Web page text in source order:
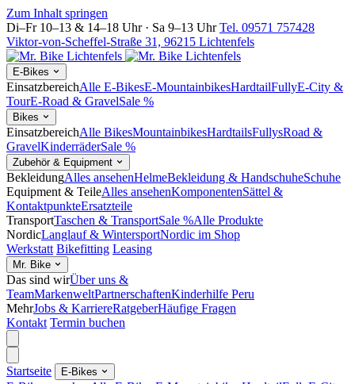
Zum Inhalt springen
Di–Fr 10–13 & 14–18 Uhr · Sa 9–13 Uhr Tel. 09571 757428
Viktor-von-Scheffel-Straße 31, 96215 Lichtenfels
E-Bikes
EinsatzbereichAlle E-BikesE-MountainbikesHardtailFullyE-City &
TourE-Road & GravelSale %
Bikes
EinsatzbereichAlle BikesMountainbikesHardtailsFullysRoad &
GravelKinderräderSale %
Zubehör & Equipment
BekleidungAlles ansehenHelmeBekleidung & HandschuheSchuhe
Equipment & TeileAlles ansehenKomponentenSättel &
KontaktpunkteErsatzteile
TransportTaschen & TransportSale %Alle Produkte
NordicLanglauf & WintersportNordic im Shop
Werkstatt Bikefitting Leasing
Mr. Bike
Das sind wirÜber uns &
TeamMarkenweltPartnerschaftenKinderhilfe Peru
MehrJobs & KarriereRatgeberHäufige Fragen
Kontakt Termin buchen
Startseite E-Bikes